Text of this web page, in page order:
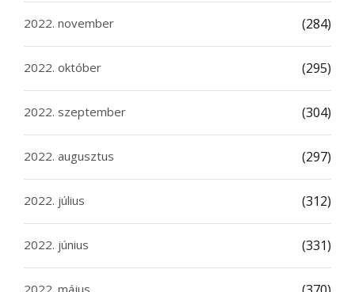
2022. november (284)
2022. október (295)
2022. szeptember (304)
2022. augusztus (297)
2022. július (312)
2022. június (331)
2022. május